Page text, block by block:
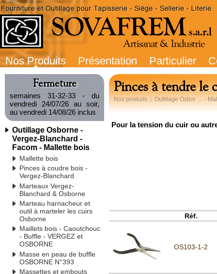
Nos Produits Présentation Particulier
Fermeture
semaines 31-32-33 - du
vendredi 24/07/26 au soir,
au vendredi 14/08/26 inclus
Outillage Osborne -
Vergez-Blanchard -
Facom - Mallette bois
Mallette bois
Pinces à coudre bois -
Vergez-Blanchard
Marteaux Vergez-
Blanchard & Osborne
Marteau harnacheur et
outil à marteler les cuirs
Osborne
Maillets bois - Caoutchouc
- Buffle - VERGEZ et
OSBORNE
Masse en peau de buffle
OSBORNE N°393
Massettes et embouts
Pinces à tendre le
Nos produits Outillage Osbor … -
Pour la tension du cuir ou
Réf.
OS103-1-2